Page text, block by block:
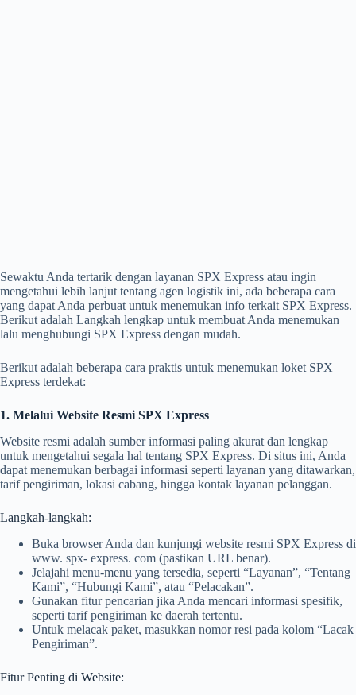
Sewaktu Anda tertarik dengan layanan SPX Express atau ingin
mengetahui lebih lanjut tentang agen logistik ini, ada beberapa cara
yang dapat Anda perbuat untuk menemukan info terkait SPX Express.
Berikut adalah Langkah lengkap untuk membuat Anda menemukan
lalu menghubungi SPX Express dengan mudah.
Berikut adalah beberapa cara praktis untuk menemukan loket SPX
Express terdekat:
1. Melalui Website Resmi SPX Express
Website resmi adalah sumber informasi paling akurat dan lengkap
untuk mengetahui segala hal tentang SPX Express. Di situs ini, Anda
dapat menemukan berbagai informasi seperti layanan yang ditawarkan,
tarif pengiriman, lokasi cabang, hingga kontak layanan pelanggan.
Langkah-langkah:
Buka browser Anda dan kunjungi website resmi SPX Express di
www. spx- express. com (pastikan URL benar).
Jelajahi menu-menu yang tersedia, seperti “Layanan”, “Tentang
Kami”, “Hubungi Kami”, atau “Pelacakan”.
Gunakan fitur pencarian jika Anda mencari informasi spesifik,
seperti tarif pengiriman ke daerah tertentu.
Untuk melacak paket, masukkan nomor resi pada kolom “Lacak
Pengiriman”.
Fitur Penting di Website: